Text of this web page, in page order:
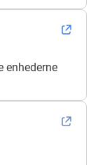
enhederne